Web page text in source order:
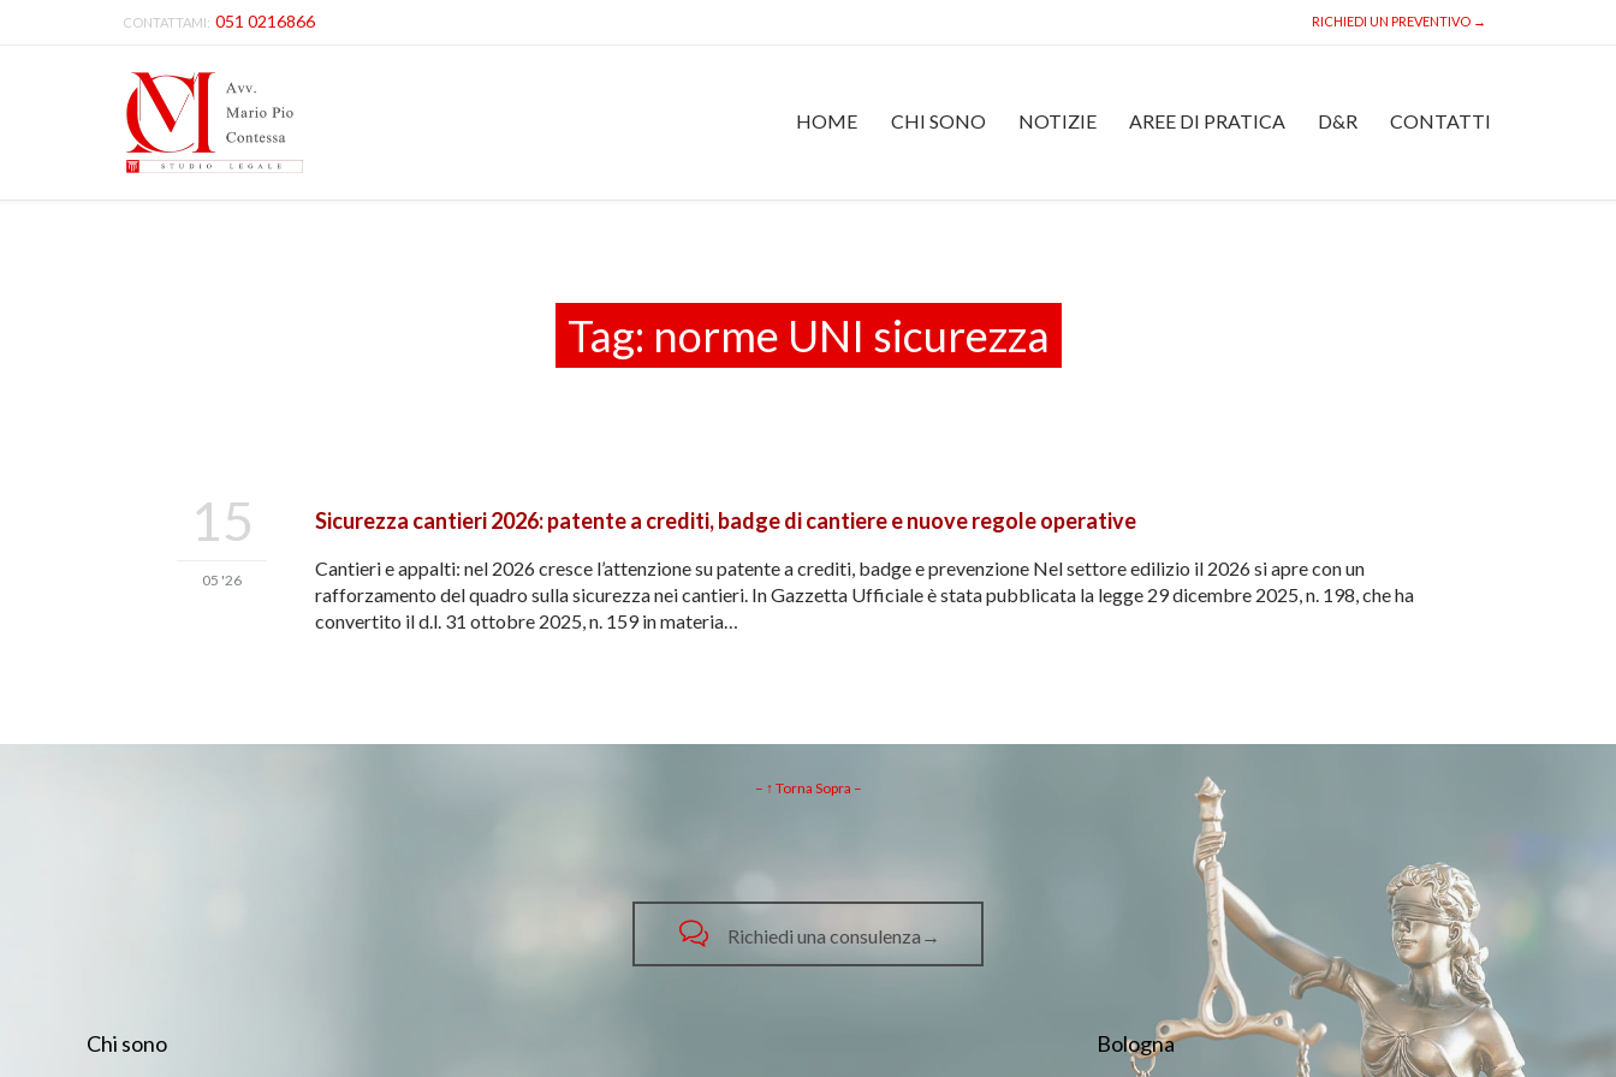
CONTATTAMI: 051 0216866 RICHIEDI UN PREVENTIVO →
HOME CHI SONO NOTIZIE AREE DI PRATICA D&R CONTATTI
Tag: norme UNI sicurezza
15
05 '26
Sicurezza cantieri 2026: patente a crediti, badge di cantiere e nuove regole operative
Cantieri e appalti: nel 2026 cresce l’attenzione su patente a crediti, badge e prevenzione Nel settore edilizio il 2026 si apre con un
rafforzamento del quadro sulla sicurezza nei cantieri. In Gazzetta Ufficiale è stata pubblicata la legge 29 dicembre 2025, n. 198, che ha
convertito il d.l. 31 ottobre 2025, n. 159 in materia…
– ↑ Torna Sopra –
 Richiedi una consulenza→
Chi sono Bologna